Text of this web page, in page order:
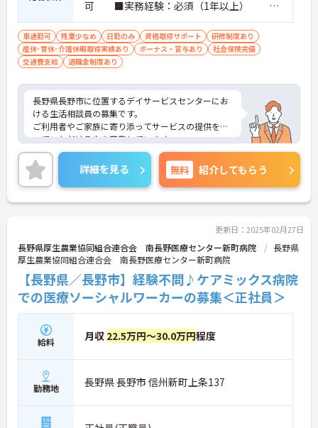
可 ■実務経験：必須（1年以上） ※
PCスキル：文字入力 ■普通自動車運転
免許（AT限定可）：必須
車通勤可 残業少なめ 日勤のみ 資格取得サポート
研修制度あり
産休･育休･介護休暇取得実績あり
ボーナス・賞与あり
社会保険完備
交通費支給
退職金制度あり
長野県長野市に位置するデイサービスセンターにお
ける生活相談員の募集です。
ご利用者やご家族に寄り添ってサービスの提供を行
っていただける方を募集しています。
ご興味のある方には、面接対策ポイントなど、さら
に詳細をご案内しますのでお気軽にご相談くださ
い！
詳細を見る 無料 紹介してもらう
更新日：2025年02月27日
長野県厚生農業協同組合連合会 南長野医療センター新町病院
長野県
厚生農業協同組合連合会 南長野医療センター新町病院
【長野県／長野市】経験不問♪ケアミックス病院
での医療ソーシャルワーカーの募集＜正社員＞
給料 月収 22.5万円～30.0万円程度
勤務地 長野県 長野市 信州新町上条137